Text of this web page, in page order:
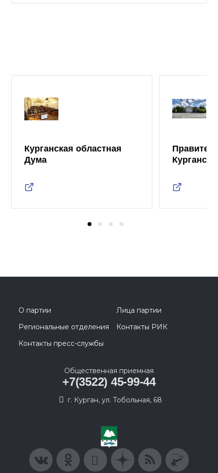
Курганская областная
Дума
О партии
Лица партии
Региональные отделения
Контакты РИК
Контакты пресс-службы
Общественная приемная
+7(3522) 45-99-44
г. Курган, ул. Тобольная, 68